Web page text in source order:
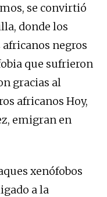
se convirtió
donde los
negros
que sufrieron
gracias al
africanos Hoy,
emigran en
xenófobos
a la